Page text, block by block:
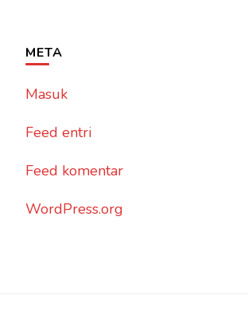
META
Masuk
Feed entri
Feed komentar
WordPress.org